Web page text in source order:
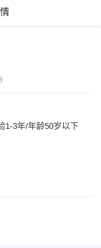
1-3年/年龄50岁以下